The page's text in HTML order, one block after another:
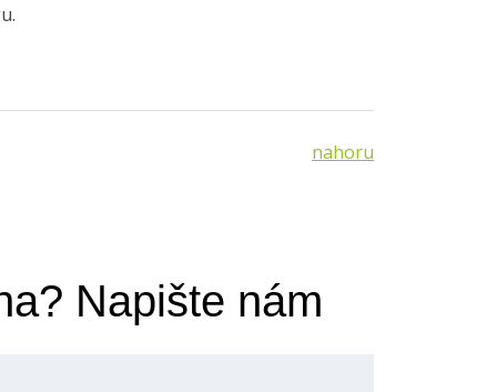
nahoru
Napište nám